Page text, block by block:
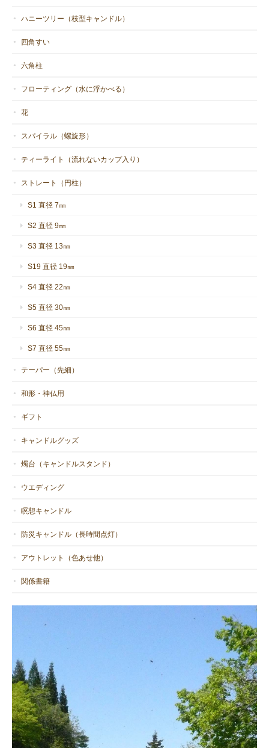
ハニーツリー（枝型キャンドル）
四角すい
六角柱
フローティング（水に浮かべる）
花
スパイラル（螺旋形）
ティーライト（流れないカップ入り）
ストレート（円柱）
S1 直径 7㎜
S2 直径 9㎜
S3 直径 13㎜
S19 直径 19㎜
S4 直径 22㎜
S5 直径 30㎜
S6 直径 45㎜
S7 直径 55㎜
テーパー（先細）
和形・神仏用
ギフト
キャンドルグッズ
燭台（キャンドルスタンド）
ウエディング
瞑想キャンドル
防災キャンドル（長時間点灯）
アウトレット（色あせ他）
関係書籍